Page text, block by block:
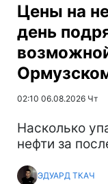
Цены на
день
02:10 06.08.2026 Чт
Насколько
нефти за
ЭДУАРД ТКАЧ